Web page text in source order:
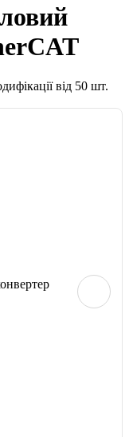
від 50 шт.